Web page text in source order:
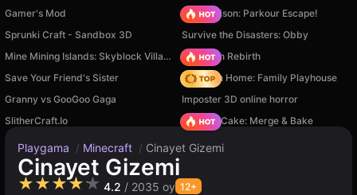
Gamer's Mod
Barry Prison: Parkour Escape!
Sprunki Craft - Sandbox 3D
Survive the Disasters: Obby
Mine Mining Islands: Skyblock Village!
Stickman Rebirth
Save Your Friend's Sister
My Town Home: Family Playhouse
Granny vs GooGoo Gaga
Imposter 3D online horror
SlitherCraft.Io
Piece of Cake: Merge & Bake
Playgama / Minecraft / Cinayet Gizemi
Cinayet Gizemi
★★★★★ 4.2 / 2035 oy 12+